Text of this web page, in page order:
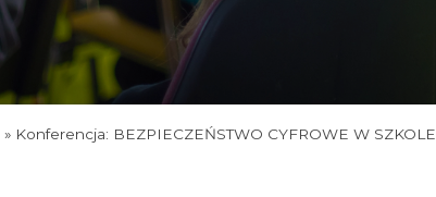
» Konferencja: BEZPIECZEŃSTWO CYFROWE W SZKOLE